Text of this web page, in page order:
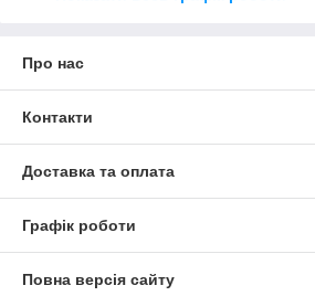
Про нас
Контакти
Доставка та оплата
Графік роботи
Повна версія сайту